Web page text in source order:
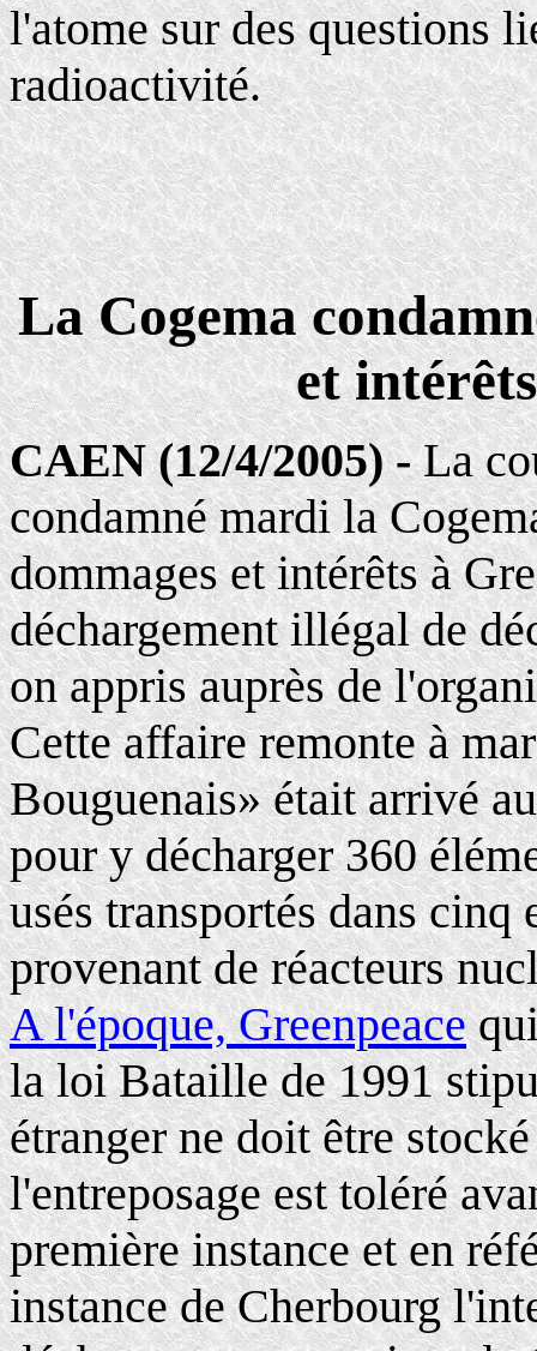
l'atome sur des questions
radioactivité.
La Cogema
et
CAEN (12/4/2005) -La
condamné mardi la
dommages et intérêts à
déchargement illégal de
on appris auprès de
Cette affaire remonte à
Bouguenais» était arrivé
pour y décharger 360
usés transportés dans cinq
provenant de réacteurs
A l'époque, Greenpeacequi
la loi Bataille de 1991
étranger ne doit être
l'entreposage est toléré
première instance et en
instance de Cherbourg